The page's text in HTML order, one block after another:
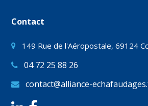
Contact
149 Rue de l'Aéropostale, 69124
04 72 25 88 26
contact@alliance-